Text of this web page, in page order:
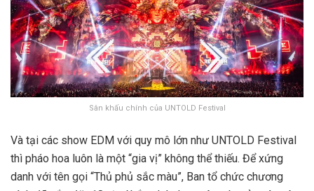
Sân khấu chính của UNTOLD Festival
Và tại các show EDM với quy mô lớn như UNTOLD Festival
thì pháo hoa luôn là một “gia vị” không thể thiếu. Để xứng
danh với tên gọi “Thủ phủ sắc màu”, Ban tổ chức chương